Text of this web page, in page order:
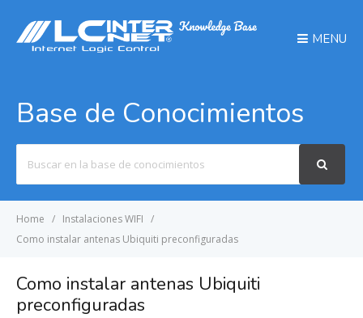
MENU
Base de Conocimientos
For
Home
Instalaciones WIFI
Como instalar antenas Ubiquiti preconfiguradas
Como instalar antenas Ubiquiti
preconfiguradas